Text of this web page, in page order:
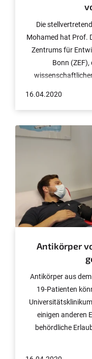
Die
Mohamed hat Prof.
Zentrums für
Bonn
16.04.2020
Antikörper
Antikörper aus
19-Patienten
einigen anderen
behördliche